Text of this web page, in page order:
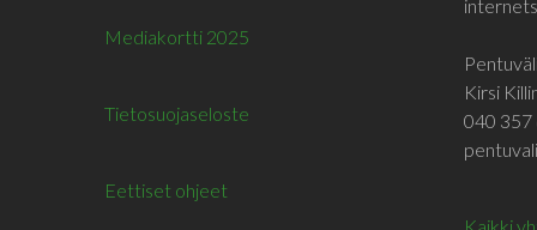
Mediakortti 2025
Tietosuojaseloste
Eettiset ohjeet
Kirsi
040 357